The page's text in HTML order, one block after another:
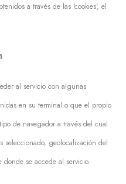
a través de las 'cookies', el
al servicio con algunas
en su terminal o que el propio
de navegador a través del cual
seleccionado, geolocalización del
se accede al servicio.